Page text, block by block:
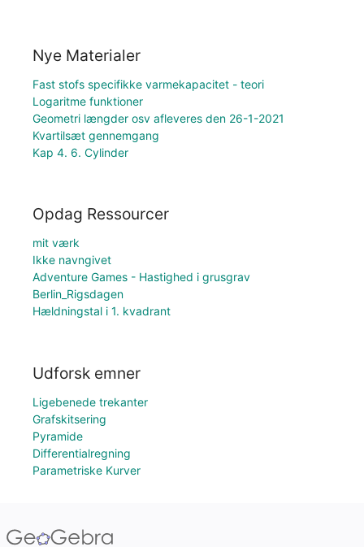
Nye Materialer
Fast stofs specifikke varmekapacitet - teori
Logaritme funktioner
Geometri længder osv afleveres den 26-1-2021
Kvartilsæt gennemgang
Kap 4. 6. Cylinder
Opdag Ressourcer
mit værk
Ikke navngivet
Adventure Games - Hastighed i grusgrav
Berlin_Rigsdagen
Hældningstal i 1. kvadrant
Udforsk emner
Ligebenede trekanter
Grafskitsering
Pyramide
Differentialregning
Parametriske Kurver